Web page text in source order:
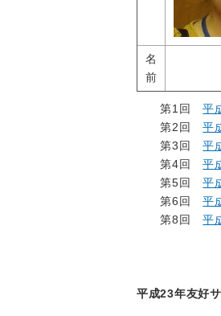
名
前
第1回平
第2回平
第3回平
第4回平
第5回平
第6回平
第8回平
平成23年友好